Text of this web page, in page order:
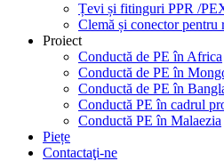
Țevi și fitinguri PPR /
Clemă și conector pentru
Proiect
Conductă de PE în Africa
Conductă de PE în
Conductă de PE în
Conductă PE în cadrul
Conductă PE în Malaezia
Piețe
Contactaţi-ne